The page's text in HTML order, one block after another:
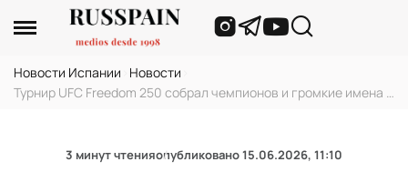
Новости Испании Новости
Турнир UFC Freedom 250 собрал чемпионов и громкие имена в
3 минут чтенияопубликовано15.06.2026, 11:10